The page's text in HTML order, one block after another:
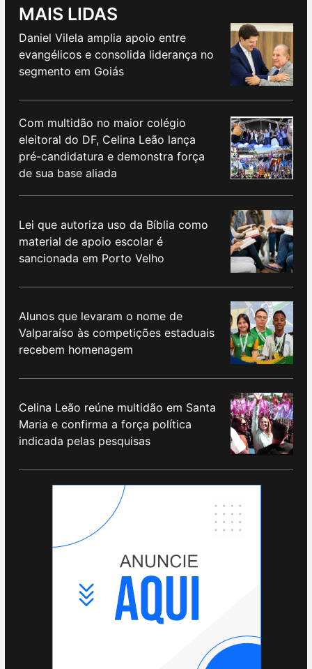
MAIS LIDAS
Daniel Vilela amplia apoio entre
evangélicos e consolida liderança no
segmento em Goiás
Com multidão no maior colégio
eleitoral do DF, Celina Leão lança
pré-candidatura e demonstra força
de sua base aliada
Lei que autoriza uso da Bíblia como
material de apoio escolar é
sancionada em Porto Velho
Alunos que levaram o nome de
Valparaíso às competições estaduais
recebem homenagem
Celina Leão reúne multidão em Santa
Maria e confirma a força política
indicada pelas pesquisas